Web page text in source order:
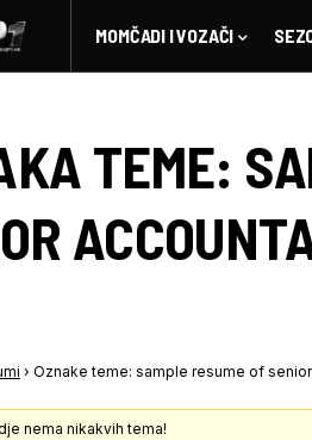
MOMČADI I VOZAČI
TEME:
› Oznake teme: sample resume of
nema nikakvih tema!